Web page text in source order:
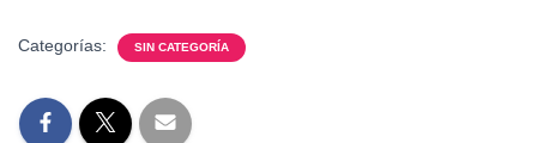
Categorías: SIN CATEGORÍA